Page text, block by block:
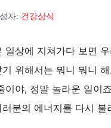
자: 건강상식
일상에 지쳐가다 보면
위해서는 뭐니 뭐니
이야, 정말 놀라운 일이
분의 에너지를 다시